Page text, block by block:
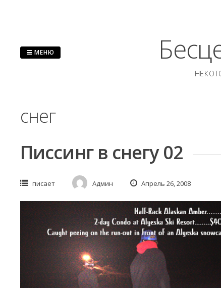
МЕНЮ
снег
Писсинг в снегу 02
писает Админ Апрель 26, 2008